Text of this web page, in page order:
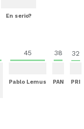
En serio?
45
Pablo Lemus
38
PAN
32
PRI